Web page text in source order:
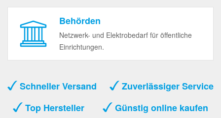
Behörden
Netzwerk- und Elektrobedarf für öffentliche
Einrichtungen.
Schneller Versand
Zuverlässiger Service
Top Hersteller
Günstig online kaufen